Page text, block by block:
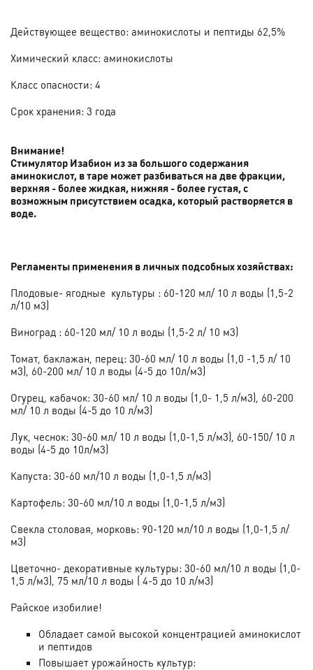
Действующее вещество: аминокислоты и пептиды 62,5%
Химический класс: аминокислоты
Класс опасности: 4
Срок хранения: 3 года
Внимание!
Стимулятор Изабион из за большого содержания
аминокислот, в таре может разбиваться на две фракции,
верхняя - более жидкая, нижняя - более густая, с
возможным присутствием осадка, который растворяется в
воде.
Регламенты применения в личных подсобных хозяйствах:
Плодовые- ягодные культуры : 60-120 мл/ 10 л воды (1,5-2
л/10 м3)
Виноград : 60-120 мл/ 10 л воды (1,5-2 л/ 10 м3)
Томат, баклажан, перец: 30-60 мл/ 10 л воды (1,0 -1,5 л/ 10
м3), 60-200 мл/ 10 л воды (4-5 до 10л/м3)
Огурец, кабачок: 30-60 мл/ 10 л воды (1,0- 1,5 л/м3), 60-200
мл/ 10 л воды (4-5 до 10 л/м3)
Лук, чеснок: 30-60 мл/ 10 л воды (1,0-1,5 л/м3), 60-150/ 10 л
воды (4-5 до 10л/м3)
Капуста: 30-60 мл/10 л воды (1,0-1,5 л/м3)
Картофель: 30-60 мл/10 л воды (1,0-1,5 л/м3)
Свекла столовая, морковь: 90-120 мл/10 л воды (1,0-1,5 л/
м3)
Цветочно- декоративные культуры: 30-60 мл/10 л воды (1,0-
1,5 л/м3), 75 мл/10 л воды ( 4-5 до 10 л/м3)
Райское изобилие!
Обладает самой высокой концентрацией аминокислот
и пептидов
Повышает урожайность культур: